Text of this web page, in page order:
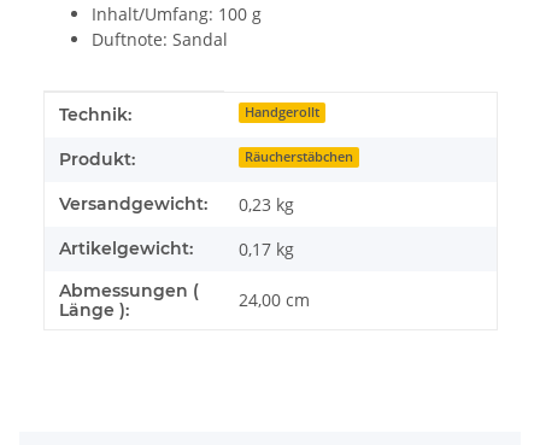
Inhalt/Umfang: 100 g
Duftnote: Sandal
Produkteigenschaft
Wert
Technik: Handgerollt
Produkt: Räucherstäbchen
Versandgewicht: 0,23 kg
Artikelgewicht: 0,17 kg
Abmessungen (
Länge ):
24,00 cm